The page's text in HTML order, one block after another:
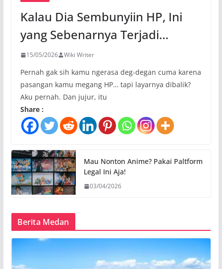
Kalau Dia Sembunyiin HP, Ini
yang Sebenarnya Terjadi…
15/05/2026 Wiki Writer
Pernah gak sih kamu ngerasa deg-degan cuma karena
pasangan kamu megang HP… tapi layarnya dibalik?
Aku pernah. Dan jujur, itu
Share :
Mau Nonton Anime? Pakai Paltform
Legal Ini Aja!
03/04/2026
Berita Medan